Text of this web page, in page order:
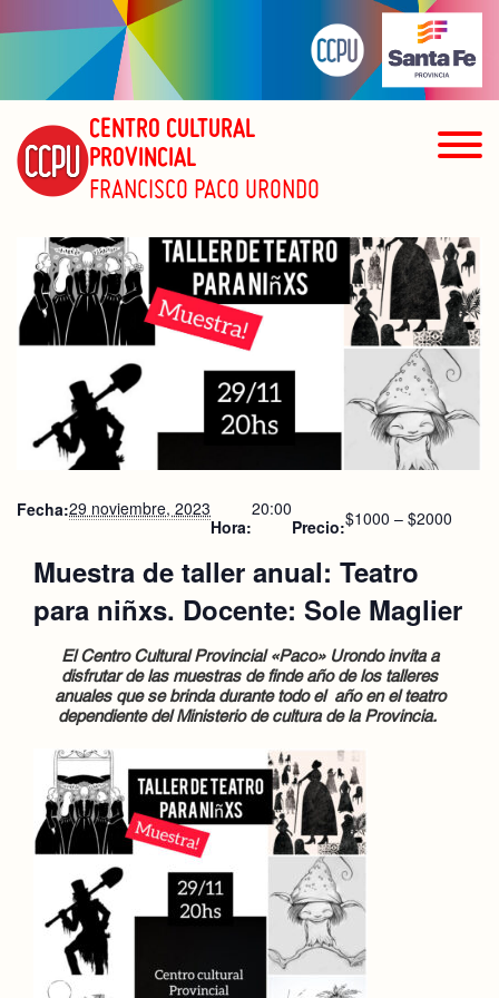
CENTRO CULTURAL
PROVINCIAL
FRANCISCO PACO URONDO
Fecha:29 noviembre, 2023
Hora:
20:00
Precio:$1000 – $2000
Muestra de taller anual: Teatro
para niñxs. Docente: Sole Maglier
El Centro Cultural Provincial «Paco» Urondo invita a
disfrutar de las muestras de finde año de los talleres
anuales que se brinda durante todo el año en el teatro
dependiente del Ministerio de cultura de la Provincia.